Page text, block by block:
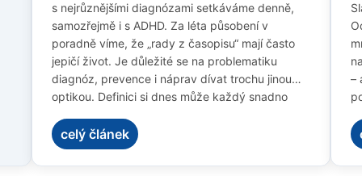
s nejrůznějšími diagnózami setkáváme denně,
samozřejmě i s ADHD. Za léta působení v
poradně víme, že „rady z časopisu“ mají často
jepičí život. Je důležité se na problematiku
diagnóz, prevence i náprav dívat trochu jinou
optikou. Definici si dnes může každý snadno
připomenout, že diagnostika je velmi individuální
a vychází pouze z popisu symptomů. Zejména u
lehčích forem často záleží na „dojmu“, který dítě
celý článek
–